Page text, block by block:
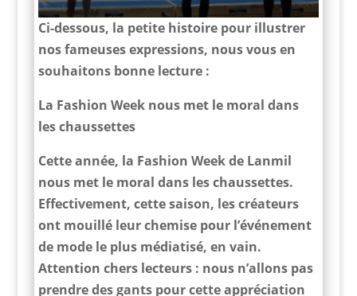
Ci-dessous, la petite histoire pour illustrer
nos fameuses expressions, nous vous en
souhaitons bonne lecture :
La Fashion Week nous met le moral dans
les chaussettes
Cette année, la Fashion Week de Lanmil
nous met le moral dans les chaussettes.
Effectivement, cette saison, les créateurs
ont mouillé leur chemise pour l’événement
de mode le plus médiatisé, en vain.
Attention chers lecteurs : nous n’allons pas
prendre des gants pour cette appréciation